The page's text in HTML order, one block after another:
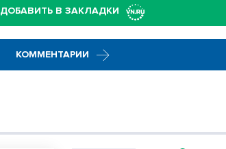
ДОБАВИТЬ В ЗАКЛАДКИ
КОММЕНТАРИИ